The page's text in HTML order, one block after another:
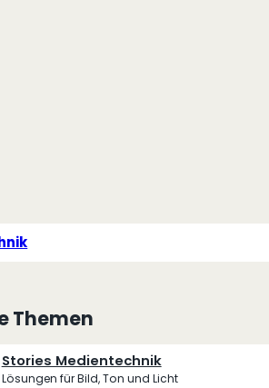
Themen
Stories Medientechnik
Lösungen für Bild, Ton und Licht